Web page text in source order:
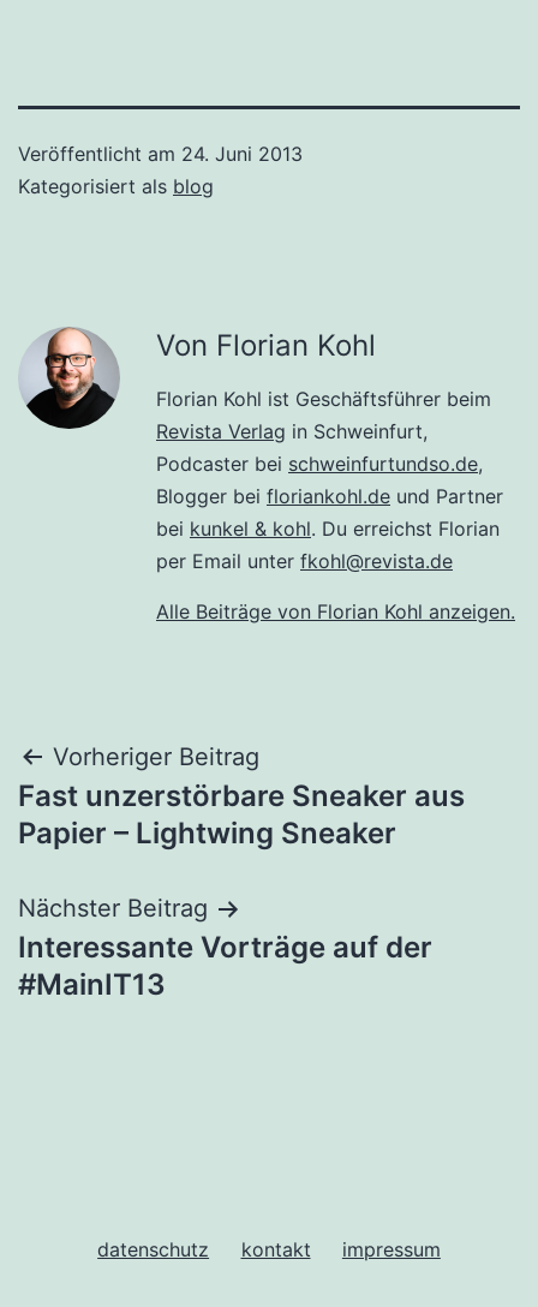
Veröffentlicht am 24. Juni 2013
Kategorisiert als blog
Von Florian Kohl
Florian Kohl ist Geschäftsführer beim
Revista Verlag in Schweinfurt,
Podcaster bei schweinfurtundso.de,
Blogger bei floriankohl.de und Partner
bei kunkel & kohl. Du erreichst Florian
per Email unter fkohl@revista.de
Alle Beiträge von Florian Kohl anzeigen.
Beitragsnavigation
Vorheriger Beitrag
Fast unzerstörbare Sneaker aus
Papier – Lightwing Sneaker
Nächster Beitrag
Interessante Vorträge auf der
#MainIT13
datenschutz kontakt impressum